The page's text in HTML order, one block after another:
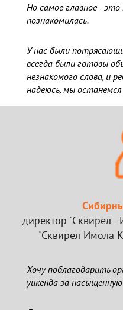
Но самое главное -
познакомилась.
У нас были
всегда были готовы
незнакомого слова, и
надеюсь, мы останемся
директор "Сквирел -
"Сквирел Имола
Хочу поблагодарить
уикенда за